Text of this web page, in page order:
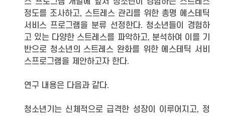
정도를 조사하고, 스트레스 관리를 위한 총명 에스테틱
서비스 프로그램을 분류 선정한다. 청소년들이 경험하
고 있는 다양한 스트레스를 파악하고, 분석하여 이를 기
반으로 청소년의 스트레스 완화를 위한 에스테틱 서비
스프로그램을 제안하고자 한다.
연구 내용은 다음과 같다.
청소년기는 신체적으로 급격한 성장이 이루어지고, 정